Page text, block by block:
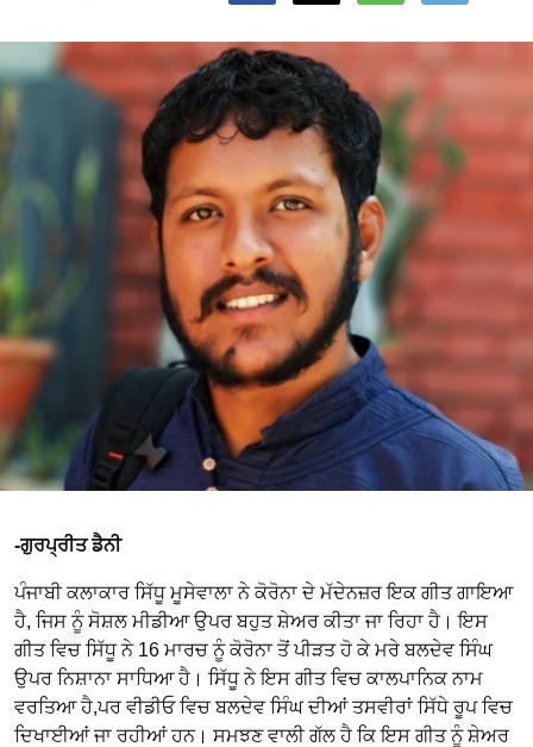
-ਗੁਰਪ੍ਰੀਤ ਡੈਨੀ
ਪੰਜਾਬੀ ਕਲਾਕਾਰ ਸਿੱਧੂ ਮੂਸੇਵਾਲਾ ਨੇ ਕੋਰੋਨਾ ਦੇ ਮੱਦੇਨਜ਼ਰ ਇਕ ਗੀਤ ਗਾਇਆ
ਹੈ, ਜਿਸ ਨੂੰ ਸੋਸ਼ਲ ਮੀਡੀਆ ਉਪਰ ਬਹੁਤ ਸ਼ੇਅਰ ਕੀਤਾ ਜਾ ਰਿਹਾ ਹੈ। ਇਸ
ਗੀਤ ਵਿਚ ਸਿੱਧੂ ਨੇ 16 ਮਾਰਚ ਨੂੰ ਕੋਰੋਨਾ ਤੋਂ ਪੀੜਤ ਹੋ ਕੇ ਮਰੇ ਬਲਦੇਵ ਸਿੰਘ
ਉਪਰ ਨਿਸ਼ਾਨਾ ਸਾਧਿਆ ਹੈ। ਸਿੱਧੂ ਨੇ ਇਸ ਗੀਤ ਵਿਚ ਕਾਲਪਾਨਿਕ ਨਾਮ
ਵਰਤਿਆ ਹੈ,ਪਰ ਵੀਡੀਓ ਵਿਚ ਬਲਦੇਵ ਸਿੰਘ ਦੀਆਂ ਤਸਵੀਰਾਂ ਸਿੱਧੇ ਰੂਪ ਵਿਚ
ਦਿਖਾਈਆਂ ਜਾ ਰਹੀਆਂ ਹਨ। ਸਮਝਣ ਵਾਲੀ ਗੱਲ ਹੈ ਕਿ ਇਸ ਗੀਤ ਨੂੰ ਸ਼ੇਅਰ